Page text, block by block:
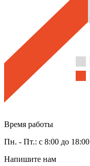
Время работы
Пн. - Пт.: с 8:00 до 18:00
Напишите нам